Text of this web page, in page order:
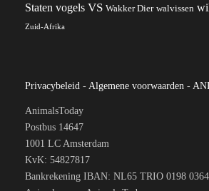
Staten vogels VS Wakker Dier walvissen
Zuid-Afrika
Privacybeleid - Algemene voorwaarden -
AnimalsToday
Postbus 14647
1001 LC Amsterdam
KvK: 54827817
Bankrekening IBAN: NL65 TRIO 0198